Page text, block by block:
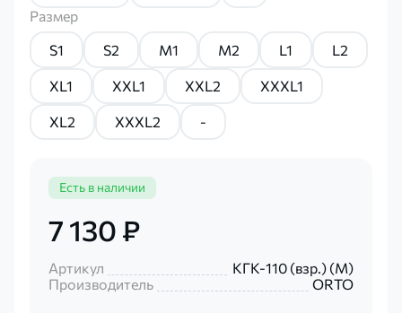
Размер
S1
S2 M1 M2 L1 L2
XL1 XXL1 XXL2 XXXL1
XL2 XXXL2 -
Есть в наличии
7 130 ₽
Артикул
КГК-110 (взр.) (М)
Производитель
ORTO